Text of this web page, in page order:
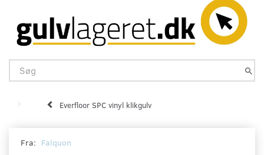
Everfloor SPC vinyl klikgulv
Fra: Falquon